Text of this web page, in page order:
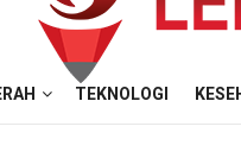
TEKNOLOGI